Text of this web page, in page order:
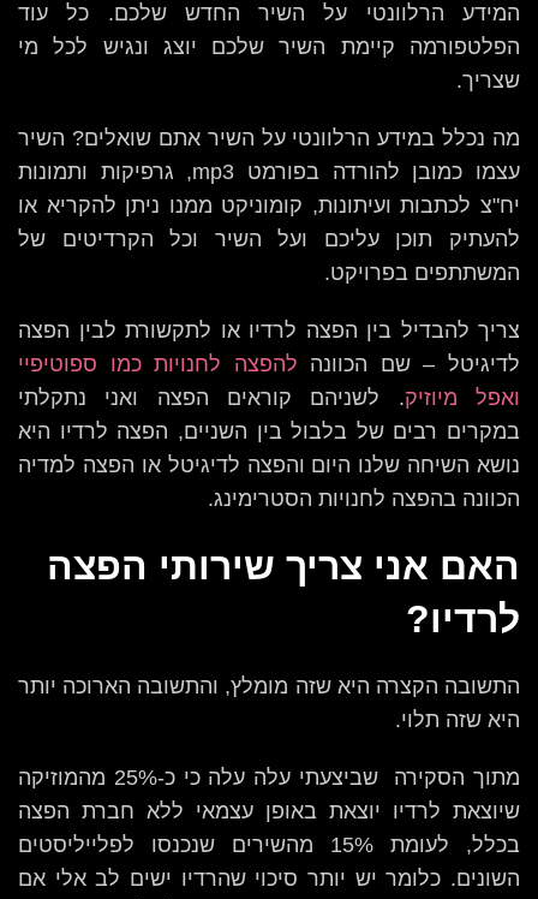
המידע הרלוונטי על השיר החדש שלכם. כל עוד
הפלטפורמה קיימת השיר שלכם יוצג ונגיש לכל מי
שצריך.
מה נכלל במידע הרלוונטי על השיר אתם שואלים? השיר
עצמו כמובן להורדה בפורמט mp3, גרפיקות ותמונות
יח"צ לכתבות ועיתונות, קומוניקט ממנו ניתן להקריא או
להעתיק תוכן עליכם ועל השיר וכל הקרדיטים של
המשתתפים בפרויקט.
צריך להבדיל בין הפצה לרדיו או לתקשורת לבין הפצה
לדיגיטל – שם הכוונה להפצה לחנויות כמו ספוטיפיי
ואפל מיוזיק. לשניהם קוראים הפצה ואני נתקלתי
במקרים רבים של בלבול בין השניים, הפצה לרדיו היא
נושא השיחה שלנו היום והפצה לדיגיטל או הפצה למדיה
הכוונה בהפצה לחנויות הסטרימינג.
האם אני צריך שירותי הפצה
לרדיו?
התשובה הקצרה היא שזה מומלץ, והתשובה הארוכה יותר
היא שזה תלוי.
מתוך הסקירה שביצעתי עלה עלה כי כ-25% מהמוזיקה
שיוצאת לרדיו יוצאת באופן עצמאי ללא חברת הפצה
בכלל, לעומת 15% מהשירים שנכנסו לפלייליסטים
השונים. כלומר יש יותר סיכוי שהרדיו ישים לב אלי אם